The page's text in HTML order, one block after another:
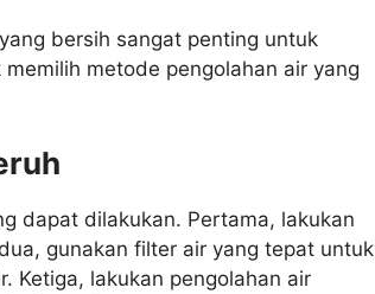
bersih sangat penting untuk
metode pengolahan air yang
dapat dilakukan. Pertama, lakukan
gunakan filter air yang tepat untuk
Ketiga, lakukan pengolahan air